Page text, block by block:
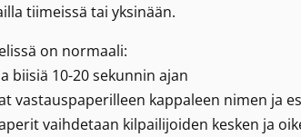
tiimeissä tai yksinään.
on normaali:
biisiä 10-20 sekunnin ajan
vastauspaperilleen kappaleen nimen ja
vaihdetaan kilpailijoiden kesken ja